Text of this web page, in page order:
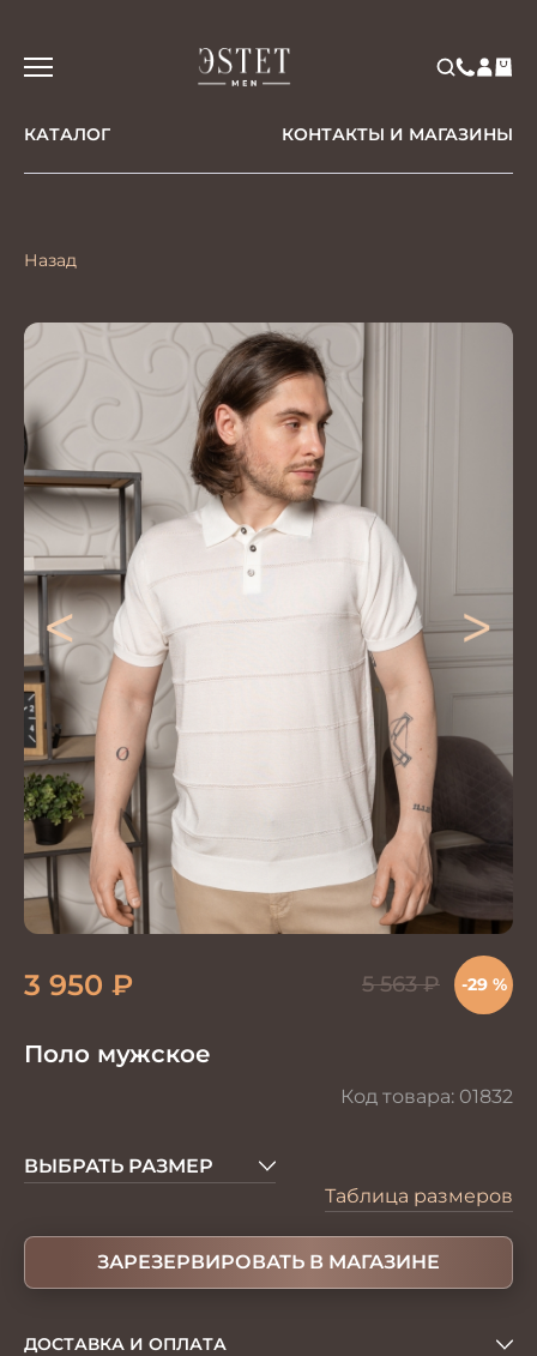
КАТАЛОГ КОНТАКТЫ И МАГАЗИНЫ
Назад
< >
Поло мужское
Код товара: 01832
3 950 ₽ 5 563₽ -29 %
ВЫБРАТЬ РАЗМЕР
Таблица размеров
ЗАРЕЗЕРВИРОВАТЬ В МАГАЗИНЕ
ДОСТАВКА И ОПЛАТА